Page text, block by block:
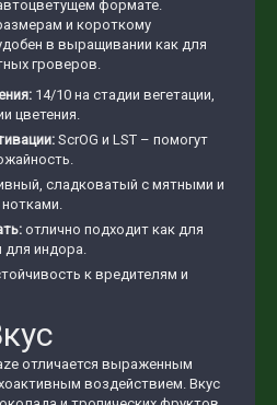
формате.
и короткому
в выращивании как для
гроверов.
14/10 на стадии вегетации,
цветения.
ScrOG и LST – помогут
сладковатый с мятными и
отлично подходит как для
для индора.
к вредителям и
отличается выраженным
воздействием. Вкус